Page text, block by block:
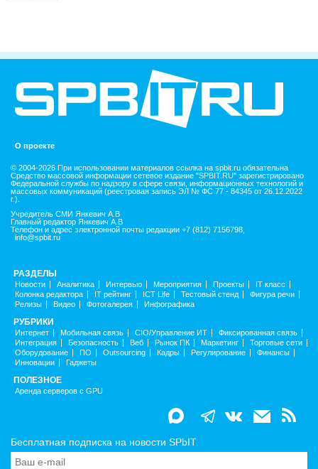
О проекте
© 2004-2026 При использовании материалов ссылка на spbit.ru обязательна
Средство массовой информации сетевое издание "SPBIT.RU" зарегистрировано
Федеральной службы по надзору в сфере связи, информационных технологий и
массовых коммуникаций (реестровая запись ЭЛ № ФС 77 - 84345 от 26.12.2022
г.).
Учредитель СМИ Янкевич А.В
Главный редактор Янкевич А.В
Телефон и адрес электронной почты редакции +7 (812) 7156798,
info@spbit.ru
РАЗДЕЛЫ
Новости Аналитика Интервью Мероприятия Проекты
IT класс
Колонка редактора
IT рейтинг ICT Life Тестовый стенд
Фигура речи
Релизы
Видео Фотогалерея Инфографика
РУБРИКИ
Интернет Мобильная связь CIO/Управление ИТ
Фиксированная связь
Интеграция
Безопасность Веб Рынок ПК Маркетинг
Торговые сети
Оборудование
ПО Outsourcing Кадры Регулирование
Финансы
Инновации
Гаджеты
ПОЛЕЗНОЕ
Аренда серверов с GPU
Бесплатная подписка на новости SPbIT